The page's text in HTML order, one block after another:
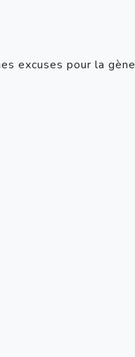
excuses pour la gène